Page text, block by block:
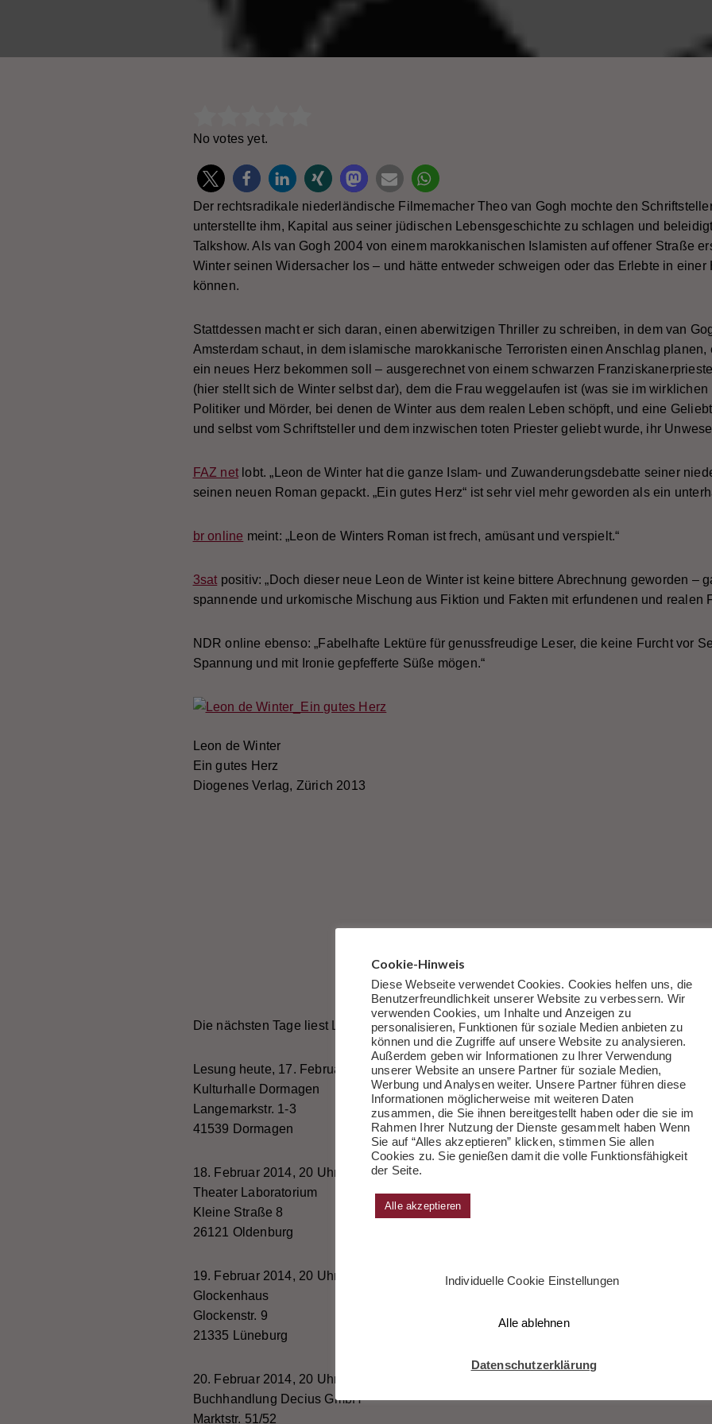
No votes yet.
Der rechtsradikale niederländische Filmemacher Theo van Gogh mochte den
unterstellte ihm, Kapital aus seiner jüdischen Lebensgeschichte zu schlagen und
Talkshow. Als van Gogh 2004 von einem marokkanischen Islamisten auf offener Straße
Winter seinen Widersacher los – und hätte entweder schweigen oder das Erlebte in einer
können.
Stattdessen macht er sich daran, einen aberwitzigen Thriller zu schreiben, in dem van
Amsterdam schaut, in dem islamische marokkanische Terroristen einen Anschlag
ein neues Herz bekommen soll – ausgerechnet von einem schwarzen
(hier stellt sich de Winter selbst dar), dem die Frau weggelaufen ist (was sie im
Politiker und Mörder, bei denen de Winter aus dem realen Leben schöpft, und eine
und selbst vom Schriftsteller und dem inzwischen toten Priester geliebt wurde, ihr
FAZ netlobt. „Leon de Winter hat die ganze Islam- und Zuwanderungsdebatte seiner
seinen neuen Roman gepackt. „Ein gutes Herz“ ist sehr viel mehr geworden als ein
br online meint: „Leon de Winters Roman ist frech, amüsant und verspielt.“
3sat positiv: „Doch dieser neue Leon de Winter ist keine bittere Abrechnung geworden –
spannende und urkomische Mischung aus Fiktion und Fakten mit erfundenen und realen
NDR online ebenso: „Fabelhafte Lektüre für genussfreudige Leser, die keine Furcht vor
Spannung und mit Ironie gepfefferte Süße mögen.“
Leon de Winter
Ein gutes Herz
Diogenes Verlag, Zürich 2013
Die nächsten Tage liest Leon de Winter aus seinem Roman in deutschen Städten:
Lesung heute, 17. Februar 2014, 20 Uhr
Kulturhalle Dormagen
Langemarkstr. 1-3
41539 Dormagen
18. Februar 2014, 20 Uhr
Theater Laboratorium
Kleine Straße 8
26121 Oldenburg
19. Februar 2014, 20 Uhr
Glockenhaus
Glockenstr. 9
21335 Lüneburg
20. Februar 2014, 20 Uhr
Buchhandlung Decius GmbH
Marktstr. 51/52
Cookie-Hinweis
Diese Webseite verwendet Cookies. Cookies helfen uns, die
Benutzerfreundlichkeit unserer Website zu verbessern. Wir
verwenden Cookies, um Inhalte und Anzeigen zu
personalisieren, Funktionen für soziale Medien anbieten zu
können und die Zugriffe auf unsere Website zu analysieren.
Außerdem geben wir Informationen zu Ihrer Verwendung
unserer Website an unsere Partner für soziale Medien,
Werbung und Analysen weiter. Unsere Partner führen diese
Informationen möglicherweise mit weiteren Daten
zusammen, die Sie ihnen bereitgestellt haben oder die sie im
Rahmen Ihrer Nutzung der Dienste gesammelt haben Wenn
Sie auf “Alles akzeptieren” klicken, stimmen Sie allen
Cookies zu. Sie genießen damit die volle Funktionsfähigkeit
der Seite.
Alle akzeptieren
Individuelle Cookie Einstellungen
Alle ablehnen
Datenschutzerklärung